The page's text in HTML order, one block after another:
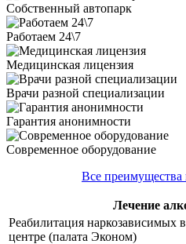
Собственный автопарк
Работаем 24\7
Медицинская лицензия
Врачи разной специализации
Гарантия анонимности
Современное оборудование
Все
Лечение
Реабилитация наркозависимых в
центре (палата Эконом)